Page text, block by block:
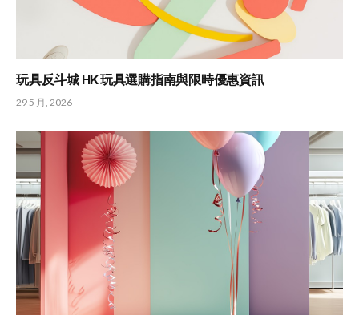
玩具反斗城 HK 玩具選購指南與限時優惠資訊
29 5 月, 2026